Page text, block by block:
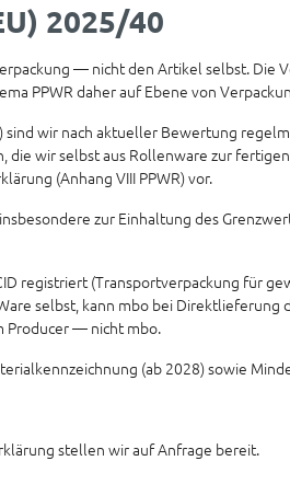
2025/40
— nicht den Artikel selbst. Die
PPWR daher auf Ebene von
wir nach aktueller Bewertung
wir selbst aus Rollenware zur
(Anhang VIII PPWR) vor.
zur Einhaltung des
registriert (Transportverpackung für
selbst, kann mbo bei Direktlieferung
Producer — nicht mbo.
(ab 2028) sowie
stellen wir auf Anfrage bereit.